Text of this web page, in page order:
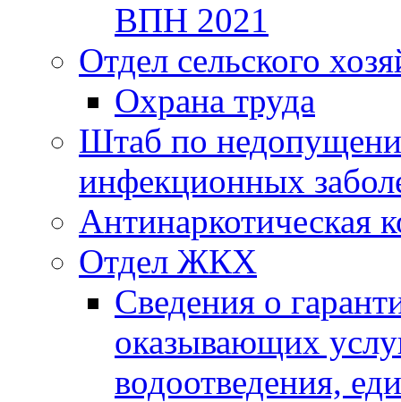
ВПН 2021
Отдел сельского
Охрана труда
Штаб по
инфекционных
Антинаркотическая
Отдел ЖКХ
Сведения о
оказывающих
водоотведения,